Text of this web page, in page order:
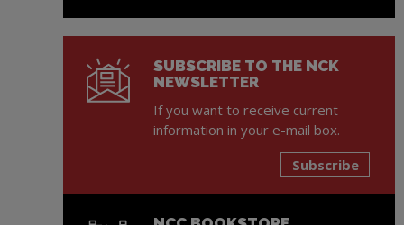
SUBSCRIBE TO THE NCK
NEWSLETTER
If you want to receive current
information in your e-mail box.
Subscribe